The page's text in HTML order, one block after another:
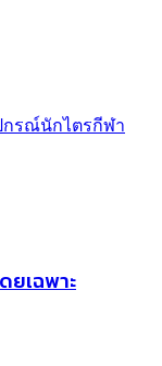
กรณ์นักไตรกีฬา
ยเฉพาะ